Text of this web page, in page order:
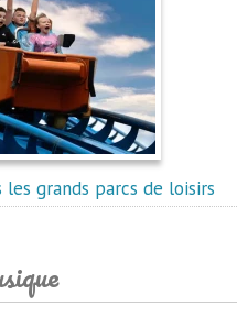
grands parcs de loisirs